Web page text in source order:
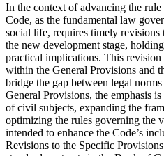
In the context of advancing the
Code, as the fundamental law
social life, requires timely revisions
the new development stage,
practical implications. This revision
within the General Provisions and
bridge the gap between legal
General Provisions, the emphasis
of civil subjects, expanding the
optimizing the rules governing the
intended to enhance the Code’s
Revisions to the Specific